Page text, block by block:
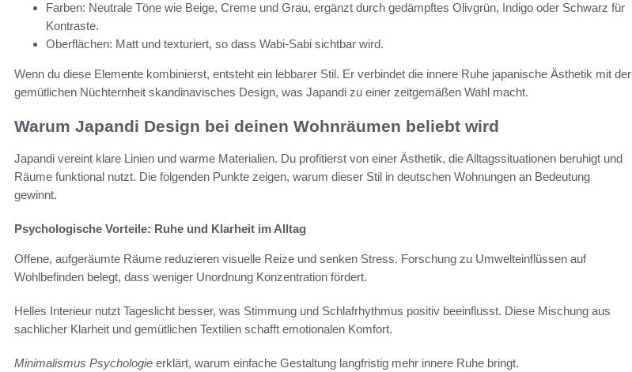
Farben: Neutrale Töne wie Beige, Creme und Grau, ergänzt durch gedämpftes Olivgrün, Indigo oder Schwarz für
Kontraste.
Oberflächen: Matt und texturiert, so dass Wabi-Sabi sichtbar wird.
Wenn du diese Elemente kombinierst, entsteht ein lebbarer Stil. Er verbindet die innere Ruhe japanische Ästhetik mit der
gemütlichen Nüchternheit skandinavisches Design, was Japandi zu einer zeitgemäßen Wahl macht.
Warum Japandi Design bei deinen Wohnräumen beliebt wird
Japandi vereint klare Linien und warme Materialien. Du profitierst von einer Ästhetik, die Alltagssituationen beruhigt und
Räume funktional nutzt. Die folgenden Punkte zeigen, warum dieser Stil in deutschen Wohnungen an Bedeutung
gewinnt.
Psychologische Vorteile: Ruhe und Klarheit im Alltag
Offene, aufgeräumte Räume reduzieren visuelle Reize und senken Stress. Forschung zu Umwelteinflüssen auf
Wohlbefinden belegt, dass weniger Unordnung Konzentration fördert.
Helles Interieur nutzt Tageslicht besser, was Stimmung und Schlafrhythmus positiv beeinflusst. Diese Mischung aus
sachlicher Klarheit und gemütlichen Textilien schafft emotionalen Komfort.
Minimalismus Psychologie erklärt, warum einfache Gestaltung langfristig mehr innere Ruhe bringt.